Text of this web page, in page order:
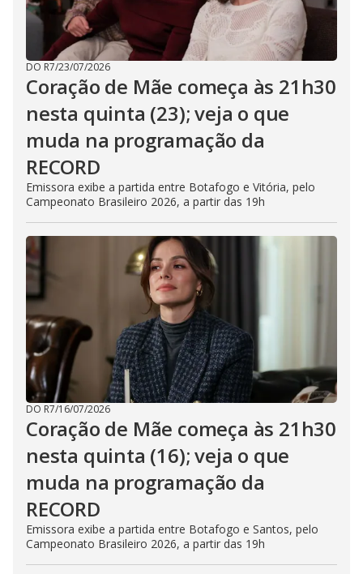
DO R7/23/07/2026
Coração de Mãe começa às 21h30
nesta quinta (23); veja o que
muda na programação da
RECORD
Emissora exibe a partida entre Botafogo e Vitória, pelo
Campeonato Brasileiro 2026, a partir das 19h
DO R7/16/07/2026
Coração de Mãe começa às 21h30
nesta quinta (16); veja o que
muda na programação da
RECORD
Emissora exibe a partida entre Botafogo e Santos, pelo
Campeonato Brasileiro 2026, a partir das 19h